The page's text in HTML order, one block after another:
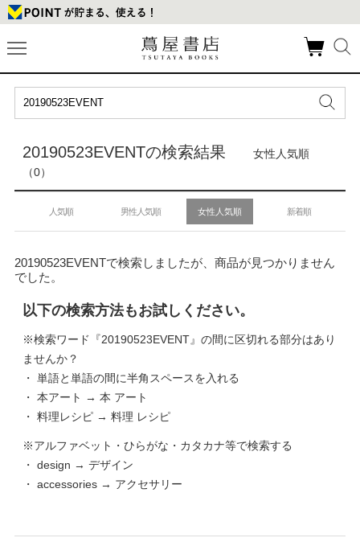
20190523EVENTの検索結果
女性人気順
（0）
人気順 男性人気順 女性人気順 新着順
20190523EVENTで検索しましたが、商品が見つかりません
でした。
以下の検索方法もお試しください。
※検索ワード『20190523EVENT』の間に区切れる部分はあり
ませんか？
・ 単語と単語の間に半角スペースを入れる
・ 本アート → 本 アート
・ 料理レシピ → 料理 レシピ
※アルファベット・ひらがな・カタカナ等で検索する
・ design → デザイン
・ accessories → アクセサリー